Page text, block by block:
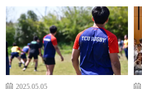
2025.05.05